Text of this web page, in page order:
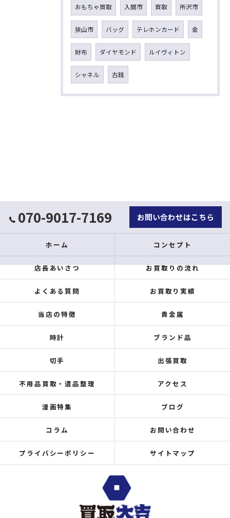
おもちゃ買取 入間市 買取 所沢市
狭山市 バッグ テレホンカード 金
財布 ダイヤモンド ルイヴィトン
シャネル 古銭
070-9017-7169 お問い合わせはこちら
ホーム コンセプト
店長あいさつ お買取りの流れ
よくある質問 お買取り実績
当店の特徴 貴金属
時計 ブランド品
切手 出張買取
不用品買取・遺品整理 アクセス
漫画特集 ブログ
コラム お問い合わせ
プライバシーポリシー サイトマップ